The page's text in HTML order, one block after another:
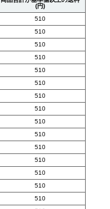
(円)
510
510
510
510
510
510
510
510
510
510
510
510
510
510
510